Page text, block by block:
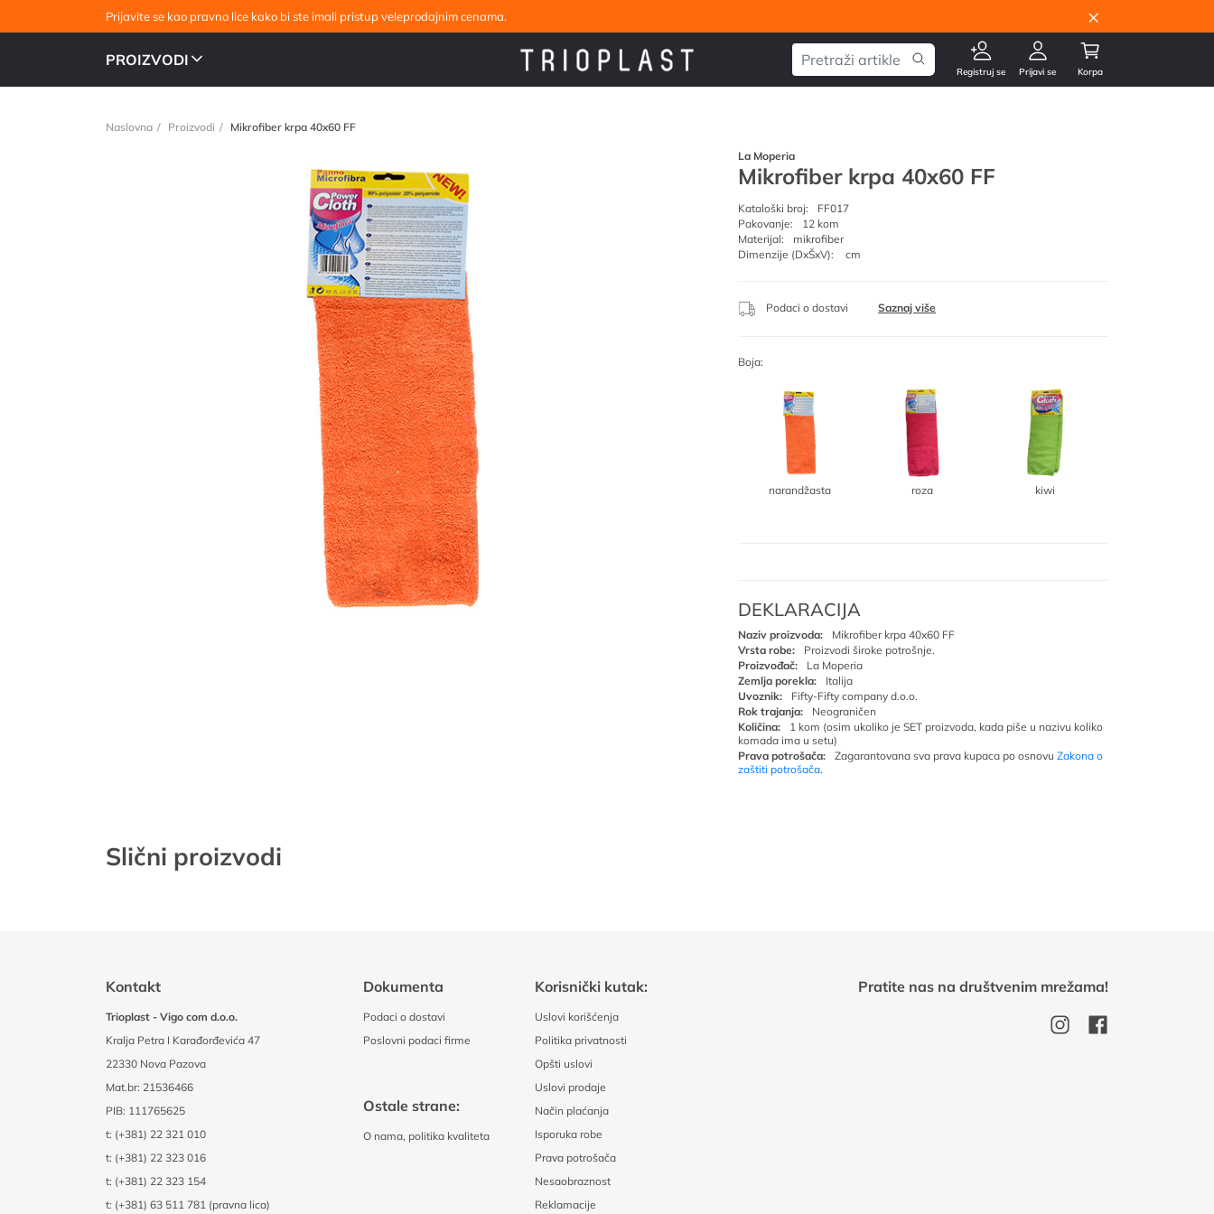
Prijavite se kao pravno lice kako bi ste imali pristup veleprodajnim cenama. ×
PROIZVODI
Registruj se Prijavi se Korpa
Naslovna Proizvodi Mikrofiber krpa 40x60 FF
La Moperia
Mikrofiber krpa 40x60 FF
Kataloški broj:
FF017
Pakovanje:
12 kom
Materijal:
mikrofiber
Dimenzije (DxŠxV):
cm
Podaci o dostavi Saznaj više
Boja:
narandžasta roza kiwi
DEKLARACIJA
Naziv proizvoda:
Mikrofiber krpa 40x60 FF
Vrsta robe:
Proizvodi široke potrošnje.
Proizvođač:
La Moperia
Zemlja porekla:
Italija
Uvoznik:
Fifty-Fifty company d.o.o.
Rok trajanja:
Neograničen
Količina:
1 kom (osim ukoliko je SET proizvoda, kada piše u nazivu koliko
komada ima u setu)
Prava potrošača:
Zagarantovana sva prava kupaca po osnovu Zakona o
zaštiti potrošača.
Slični proizvodi
Kontakt
Trioplast - Vigo com d.o.o.
Kralja Petra I Karađorđevića 47
22330 Nova Pazova
Mat.br: 21536466
PIB: 111765625
t: (+381) 22 321 010
t: (+381) 22 323 016
t: (+381) 22 323 154
t: (+381) 63 511 781 (pravna lica)
Dokumenta
Podaci o dostavi
Poslovni podaci firme
Ostale strane:
O nama, politika kvaliteta
Korisnički kutak:
Uslovi korišćenja
Politika privatnosti
Opšti uslovi
Uslovi prodaje
Način plaćanja
Isporuka robe
Prava potrošača
Nesaobraznost
Reklamacije
Pratite nas na društvenim mrežama!